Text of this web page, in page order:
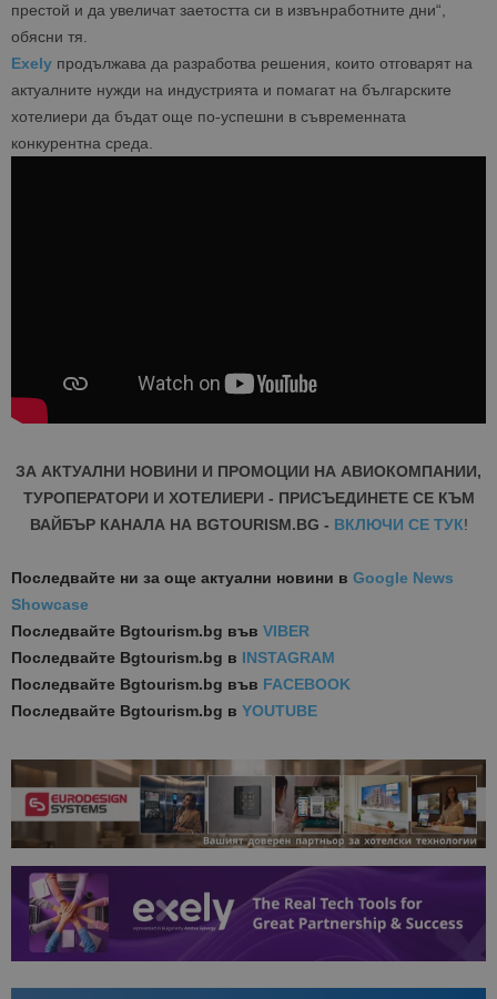
престой и да увеличат заетостта си в извънработните дни“,
обясни тя.
Exely продължава да разработва решения, които отговарят на
актуалните нужди на индустрията и помагат на българските
хотелиери да бъдат още по-успешни в съвременната
конкурентна среда.
ЗА АКТУАЛНИ НОВИНИ И ПРОМОЦИИ НА АВИОКОМПАНИИ,
ТУРОПЕРАТОРИ И ХОТЕЛИЕРИ - ПРИСЪЕДИНЕТЕ СЕ КЪМ
ВАЙБЪР КАНАЛА НА BGTOURISM.BG - ВКЛЮЧИ СЕ ТУК!
Последвайте ни за още актуални новини в Google News
Showcase
Последвайте Bgtourism.bg във VIBER
Последвайте Bgtourism.bg в INSTAGRAM
Последвайте Bgtourism.bg във FACEBOOK
Последвайте Bgtourism.bg в YOUTUBE